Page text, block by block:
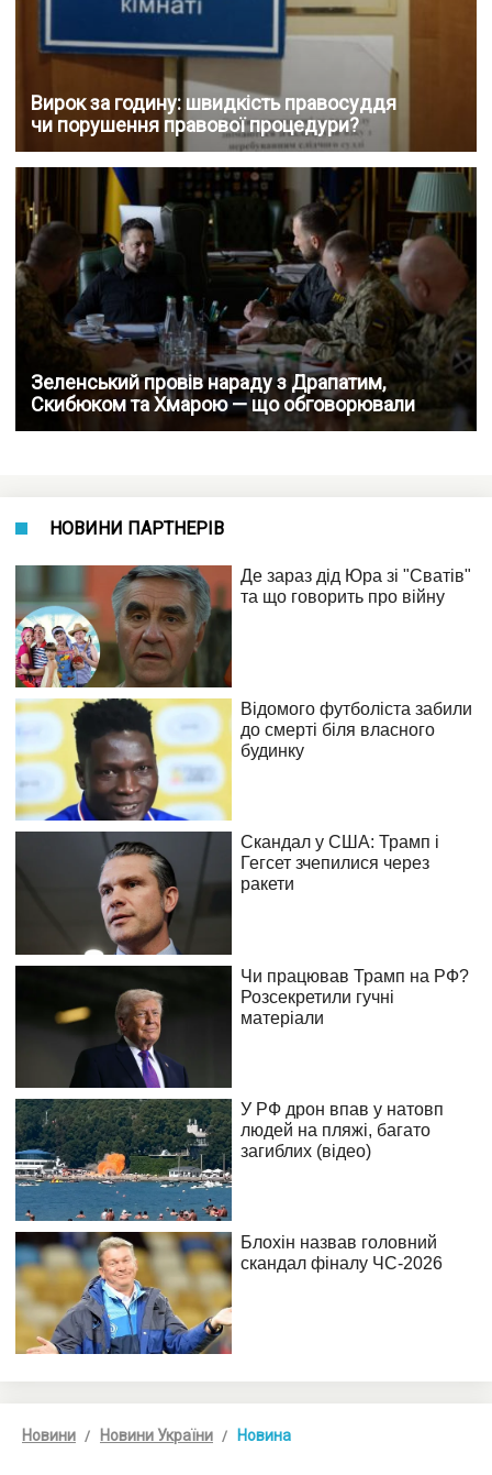
Вирок за годину: швидкість правосуддя
чи порушення правової процедури?
Зеленський провів нараду з Драпатим,
Скибюком та Хмарою — що обговорювали
НОВИНИ ПАРТНЕРІВ
Новини Новини України Новина